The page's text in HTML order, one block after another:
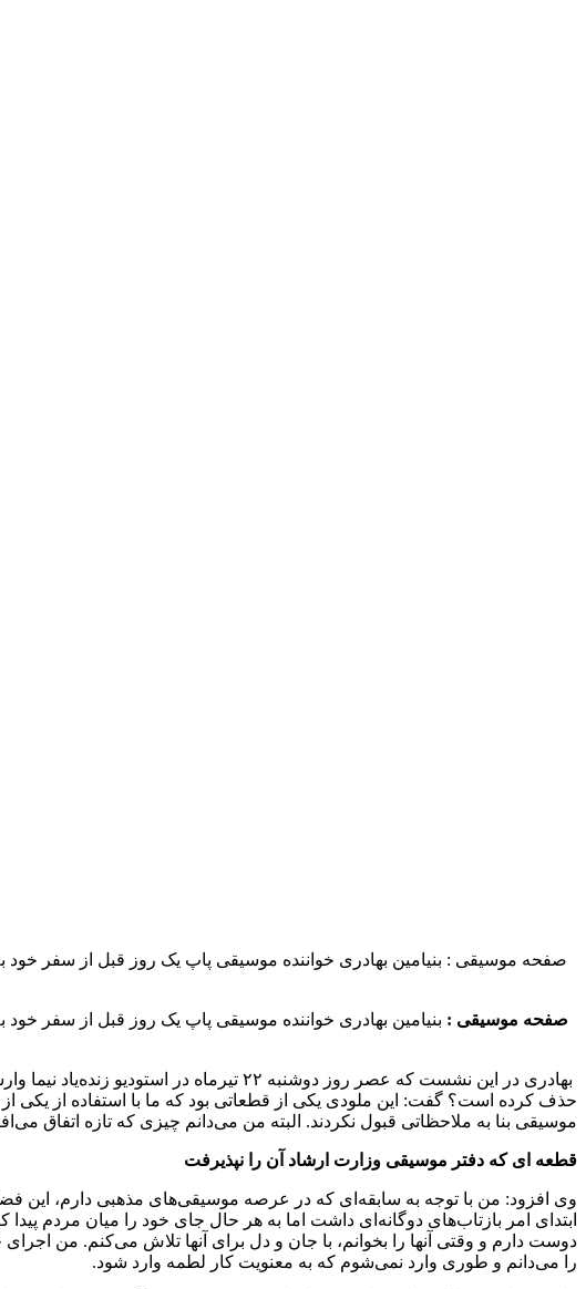
صفحه موسیقی : بنیامین بهادری خواننده موسیقی پاپ یک روز قبل از سفر خود
صفحه موسیقی : بنیامین بهادری خواننده موسیقی پاپ یک روز قبل از سفر خود
بهادری در این نشست که عصر روز دوشنبه ۲۲
حذف کرده است؟ گفت: این ملودی یکی از قطعاتی بود که ما با استفاده از یکی
موسیقی بنا به ملاحظاتی قبول نکردند. البته من می‌دانم چیزی که تازه اتفاق
قطعه ای که دفتر موسیقی وزارت ارشاد آن را نپذیرفت
ابتدای امر بازتاب‌های دوگانه‌ای داشت اما به هر حال جای خود را میان مردم پیدا
دوست دارم و وقتی آنها را بخوانم، با جان و دل برای آنها تلاش می‌کنم. من
را می‌دانم و طوری وارد نمی‌شوم که به معنویت کار لطمه وارد شود.